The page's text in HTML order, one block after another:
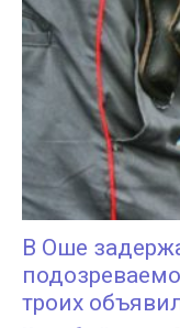
В Оше
троих